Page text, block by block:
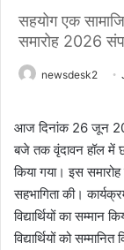
सहयोग एक
समारोह 2026
newsdesk2
आज दिनांक 26 जून
बजे तक वृंदावन हॉल में
किया गया। इस समारोह
सहभागिता की।
विद्यार्थियों का
विद्यार्थियों को